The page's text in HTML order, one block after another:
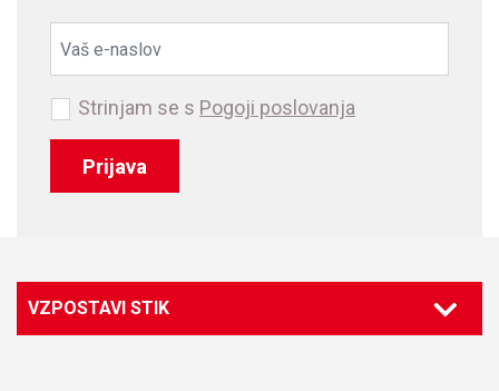
Prijava
Strinjam se s Pogoji poslovanja
VZPOSTAVI STIK